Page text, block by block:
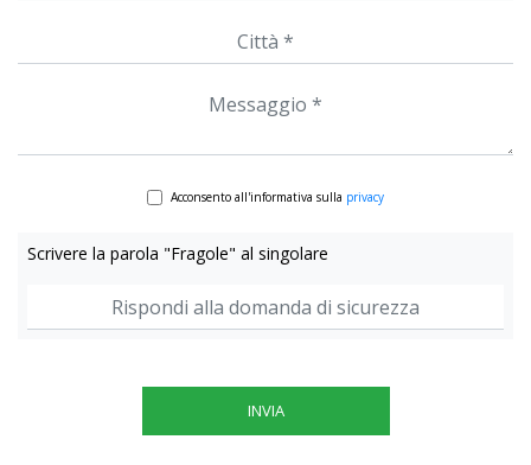
Acconsento all'informativa sulla privacy
Scrivere la parola "Fragole" al singolare
INVIA